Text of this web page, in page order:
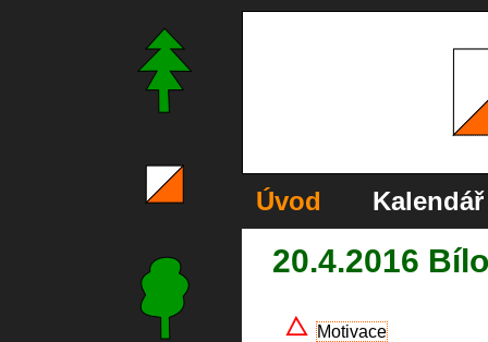
Úvod
20.4.2016
Motivace